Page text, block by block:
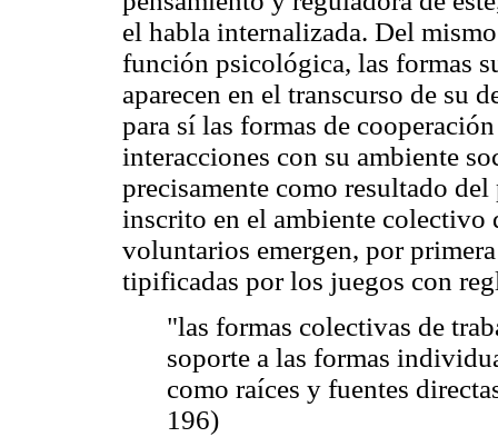
el habla internalizada. Del
función psicológica, las formas
aparecen en el transcurso de su
para sí las formas de
interacciones con su ambiente
precisamente como resultado
inscrito en el ambiente colectivo
voluntarios emergen, por
tipificadas por los juegos con
"las formas colectivas de
soporte a las formas
como raíces y fuentes
196)